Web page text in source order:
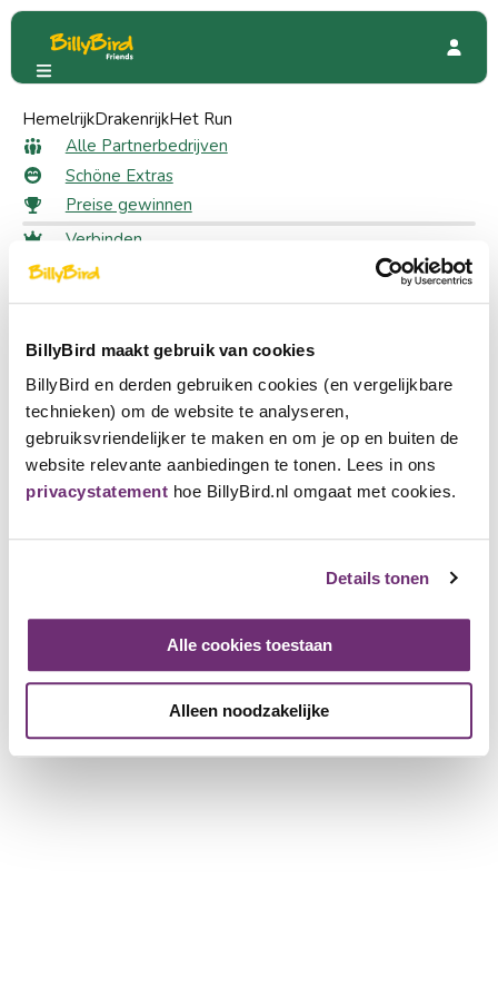
BillyBird maakt gebruik van cookies
BillyBird en derden gebruiken cookies (en vergelijkbare
technieken) om de website te analyseren,
gebruiksvriendelijker te maken en om je op en buiten de
website relevante aanbiedingen te tonen. Lees in ons
privacystatement hoe BillyBird.nl omgaat met cookies.
Details tonen
Alle cookies toestaan
Alleen noodzakelijke
HemelrijkDrakenrijkHet Run
Alle Partnerbedrijven
Schöne Extras
Preise gewinnen
Verbinden
Anmeldung
Wählen Sie eine Sprache
Nederlands
English
Deutsch
Ein Partner werden
Schateiland Zeumeren
Alle Bewertungen für
Schateiland Zeumeren
Bewertung abgeben
Schreiben Sie eine Rezension zu dieser Seite.
schnell zu
Alle Partnerbedrijven
Schöne Extras
Preise gewinnen
Arbeiten bei BillyBird
Betrieb von Strandbädern
Für Partnerunternehmen